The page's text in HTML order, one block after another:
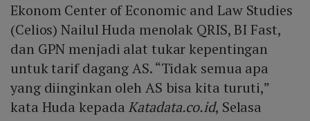
Ekonom Center of Economic and Law Studies
(Celios) Nailul Huda menolak QRIS, BI Fast,
dan GPN menjadi alat tukar kepentingan
untuk tarif dagang AS. “Tidak semua apa
yang diinginkan oleh AS bisa kita turuti,”
kata Huda kepada Katadata.co.id, Selasa